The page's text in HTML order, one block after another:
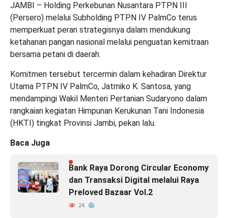
JAMBI – Holding Perkebunan Nusantara PTPN III
(Persero) melalui Subholding PTPN IV PalmCo terus
memperkuat peran strategisnya dalam mendukung
ketahanan pangan nasional melalui penguatan kemitraan
bersama petani di daerah.
Komitmen tersebut tercermin dalam kehadiran Direktur
Utama PTPN IV PalmCo, Jatmiko K. Santosa, yang
mendampingi Wakil Menteri Pertanian Sudaryono dalam
rangkaian kegiatan Himpunan Kerukunan Tani Indonesia
(HKTI) tingkat Provinsi Jambi, pekan lalu.
Baca Juga
Bank Raya Dorong Circular Economy
dan Transaksi Digital melalui Raya
Preloved Bazaar Vol.2
24